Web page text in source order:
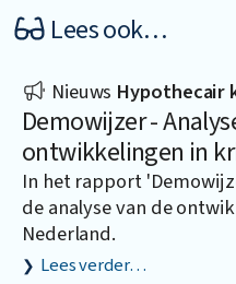
Lees ook…
Nieuws Hypothecair
Demowijzer -
ontwikkelingen in
In het rapport
de analyse van de
Nederland.
Lees verder…